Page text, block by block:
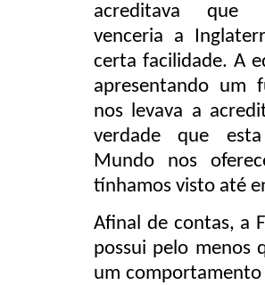
acreditava que
venceria a
certa facilidade. A
apresentando um
nos levava a
verdade que
Mundo nos
tínhamos visto até
Afinal de contas, a
possui pelo menos
um